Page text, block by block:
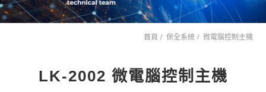
首頁 保全系統 微電腦控制主機
LK-2002 微電腦控制主機